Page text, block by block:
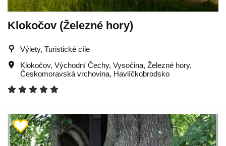
Klokočov (Železné hory)
Výlety, Turistické cíle
Klokočov, Východní Čechy, Vysočina, Železné hory,
Českomoravská vrchovina, Havlíčkobrodsko